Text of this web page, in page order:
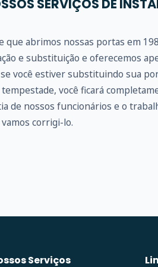
SERVIÇOS DE
que abrimos nossas portas em
e substituição e oferecemos
você estiver substituindo sua
você ficará
de nossos funcionários e o
corrigi-lo.
Serviços